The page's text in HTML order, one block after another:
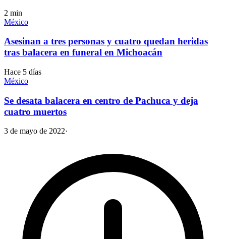
2 min
México
Asesinan a tres personas y cuatro quedan heridas
tras balacera en funeral en Michoacán
Hace 5 días
México
Se desata balacera en centro de Pachuca y deja
cuatro muertos
3 de mayo de 2022·